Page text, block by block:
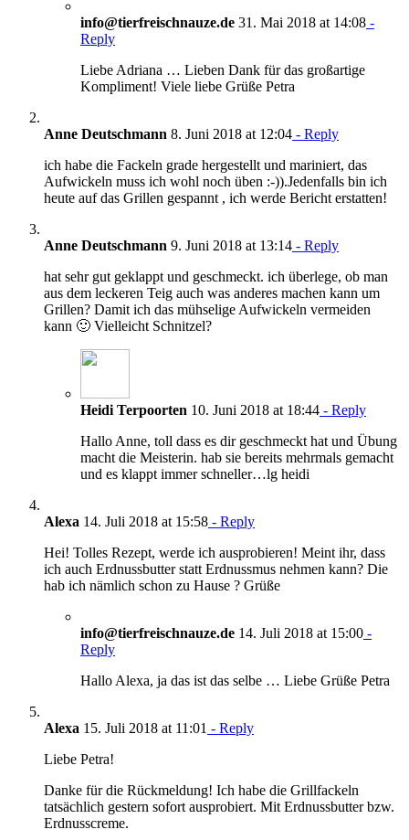
info@tierfreischnauze.de 31. Mai 2018 at 14:08 -
Reply
Liebe Adriana … Lieben Dank für das großartige
Kompliment! Viele liebe Grüße Petra
Anne Deutschmann 8. Juni 2018 at 12:04 - Reply
ich habe die Fackeln grade hergestellt und mariniert, das
Aufwickeln muss ich wohl noch üben :-)).Jedenfalls bin ich
heute auf das Grillen gespannt , ich werde Bericht erstatten!
Anne Deutschmann 9. Juni 2018 at 13:14 - Reply
hat sehr gut geklappt und geschmeckt. ich überlege, ob man
aus dem leckeren Teig auch was anderes machen kann um
Grillen? Damit ich das mühselige Aufwickeln vermeiden
kann 🙂 Vielleicht Schnitzel?
Heidi Terpoorten 10. Juni 2018 at 18:44 - Reply
Hallo Anne, toll dass es dir geschmeckt hat und Übung
macht die Meisterin. hab sie bereits mehrmals gemacht
und es klappt immer schneller…lg heidi
Alexa 14. Juli 2018 at 15:58 - Reply
Hei! Tolles Rezept, werde ich ausprobieren! Meint ihr, dass
ich auch Erdnussbutter statt Erdnussmus nehmen kann? Die
hab ich nämlich schon zu Hause ? Grüße
info@tierfreischnauze.de 14. Juli 2018 at 15:00 -
Reply
Hallo Alexa, ja das ist das selbe … Liebe Grüße Petra
Alexa 15. Juli 2018 at 11:01 - Reply
Liebe Petra!
Danke für die Rückmeldung! Ich habe die Grillfackeln
tatsächlich gestern sofort ausprobiert. Mit Erdnussbutter bzw.
Erdnusscreme.